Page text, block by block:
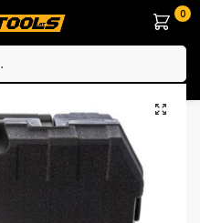
0
Nivellier & Punktlaser